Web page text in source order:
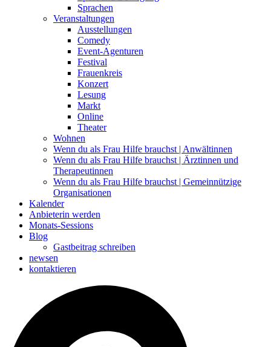
Sprachen
Veranstaltungen
Ausstellungen
Comedy
Event-Agenturen
Festival
Frauenkreis
Konzert
Lesung
Markt
Online
Theater
Wohnen
Wenn du als Frau Hilfe brauchst | Anwältinnen
Wenn du als Frau Hilfe brauchst | Ärztinnen und
Therapeutinnen
Wenn du als Frau Hilfe brauchst | Gemeinnützige
Organisationen
Kalender
Anbieterin werden
Monats-Sessions
Blog
Gastbeitrag schreiben
newsen
kontaktieren